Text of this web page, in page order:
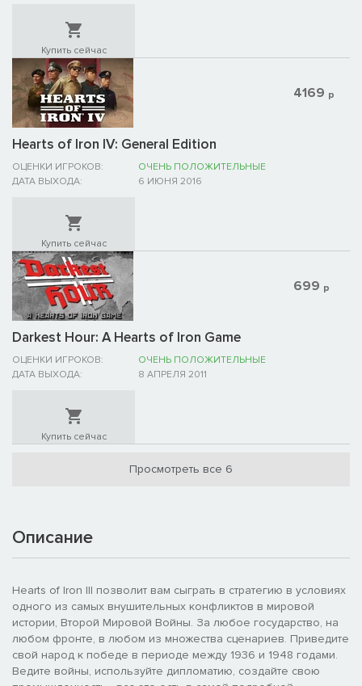
Купить сейчас
Hearts of Iron IV: General Edition
ОЦЕНКИ ИГРОКОВ:
ОЧЕНЬ ПОЛОЖИТЕЛЬНЫЕ
ДАТА ВЫХОДА:
6 ИЮНЯ 2016
4169 р
Купить сейчас
Darkest Hour: A Hearts of Iron Game
ОЦЕНКИ ИГРОКОВ:
ОЧЕНЬ ПОЛОЖИТЕЛЬНЫЕ
ДАТА ВЫХОДА:
8 АПРЕЛЯ 2011
699 р
Купить сейчас
Просмотреть все 6
Описание
Hearts of Iron III позволит вам сыграть в стратегию в условиях
одного из самых внушительных конфликтов в мировой
истории, Второй Мировой Войны. За любое государство, на
любом фронте, в любом из множества сценариев. Приведите
свой народ к победе в периоде между 1936 и 1948 годами.
Ведите войны, используйте дипломатию, создайте свою